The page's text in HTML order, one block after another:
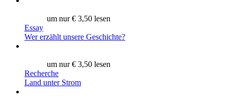
um nur € 3,50 lesen
Essay
Wer erzählt unsere Geschichte?
um nur € 3,50 lesen
Recherche
Land unter Strom